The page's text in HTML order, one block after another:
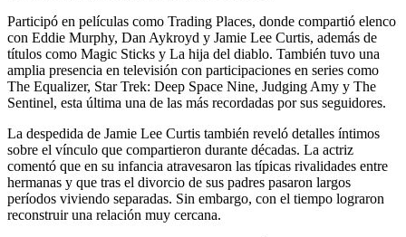
Participó en películas como Trading Places, donde compartió elenco
con Eddie Murphy, Dan Aykroyd y Jamie Lee Curtis, además de
títulos como Magic Sticks y La hija del diablo. También tuvo una
amplia presencia en televisión con participaciones en series como
The Equalizer, Star Trek: Deep Space Nine, Judging Amy y The
Sentinel, esta última una de las más recordadas por sus seguidores.
La despedida de Jamie Lee Curtis también reveló detalles íntimos
sobre el vínculo que compartieron durante décadas. La actriz
comentó que en su infancia atravesaron las típicas rivalidades entre
hermanas y que tras el divorcio de sus padres pasaron largos
períodos viviendo separadas. Sin embargo, con el tiempo lograron
reconstruir una relación muy cercana.